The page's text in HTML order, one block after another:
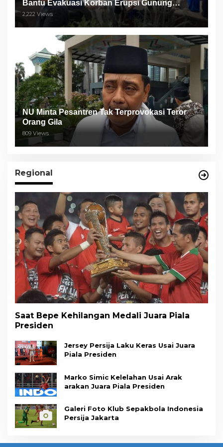
Bantu Evakuasi Korban Erupsi Gunung
Semeru
2,222 Views
NU Minta Pesantren Tak Terprovokasi Teror
Orang Gila
809 Views
Regional
Saat Bepe Kehilangan Medali Juara Piala
Presiden
Jersey Persija Laku Keras Usai Juara
Piala Presiden
Marko Simic Kelelahan Usai Arak
arakan Juara Piala Presiden
Galeri Foto Klub Sepakbola Indonesia
Persija Jakarta